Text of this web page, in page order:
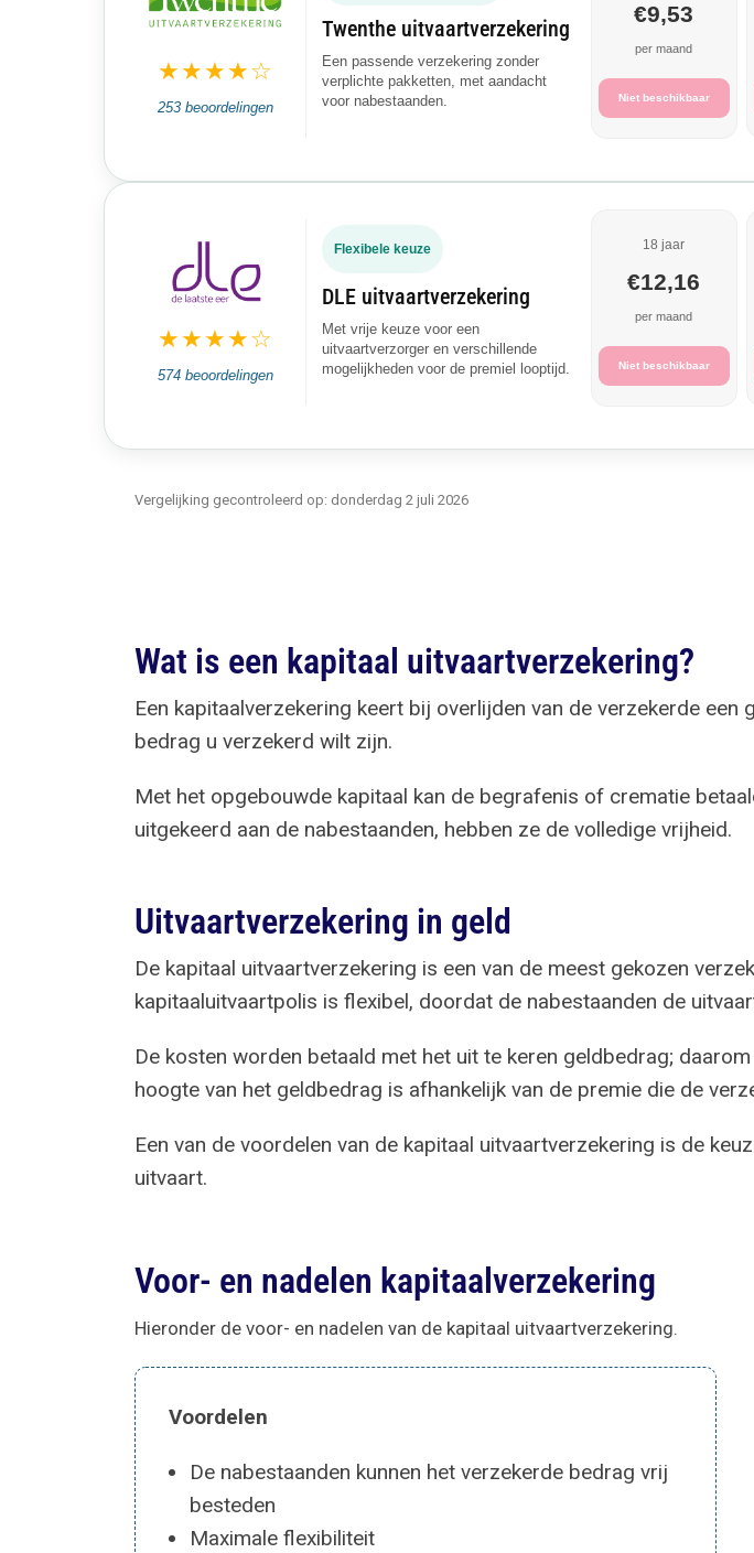
★★★★☆
253 beoordelingen
Twenthe uitvaartverzekering
Een passende verzekering zonder
verplichte pakketten, met aandacht
voor nabestaanden.
€9,53
per maand
Niet beschikbaar
★★★★☆
574 beoordelingen
Flexibele keuze
DLE uitvaartverzekering
Met vrije keuze voor een
uitvaartverzorger en verschillende
mogelijkheden voor de premiel looptijd.
18 jaar
€12,16
per maand
Niet beschikbaar
Vergelijking gecontroleerd op: donderdag 2 juli 2026
Wat is een kapitaal uitvaartverzekering?
Een kapitaalverzekering keert bij overlijden van de verzekerde
bedrag u verzekerd wilt zijn.
Met het opgebouwde kapitaal kan de begrafenis of crematie
uitgekeerd aan de nabestaanden, hebben ze de volledige vrijheid.
Uitvaartverzekering in geld
De kapitaal uitvaartverzekering is een van de meest gekozen
kapitaaluitvaartpolis is flexibel, doordat de nabestaanden de
De kosten worden betaald met het uit te keren geldbedrag;
hoogte van het geldbedrag is afhankelijk van de premie die de
Een van de voordelen van de kapitaal uitvaartverzekering is de
uitvaart.
Voor- en nadelen kapitaalverzekering
Hieronder de voor- en nadelen van de kapitaal uitvaartverzekering.
Voordelen
De nabestaanden kunnen het verzekerde bedrag vrij
besteden
Maximale flexibiliteit